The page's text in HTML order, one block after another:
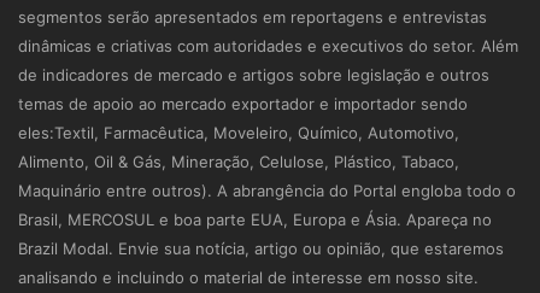
segmentos serão apresentados em reportagens e entrevistas
dinâmicas e criativas com autoridades e executivos do setor. Além
de indicadores de mercado e artigos sobre legislação e outros
temas de apoio ao mercado exportador e importador sendo
eles:Textil, Farmacêutica, Moveleiro, Químico, Automotivo,
Alimento, Oil & Gás, Mineração, Celulose, Plástico, Tabaco,
Maquinário entre outros). A abrangência do Portal engloba todo o
Brasil, MERCOSUL e boa parte EUA, Europa e Ásia. Apareça no
Brazil Modal. Envie sua notícia, artigo ou opinião, que estaremos
analisando e incluindo o material de interesse em nosso site.